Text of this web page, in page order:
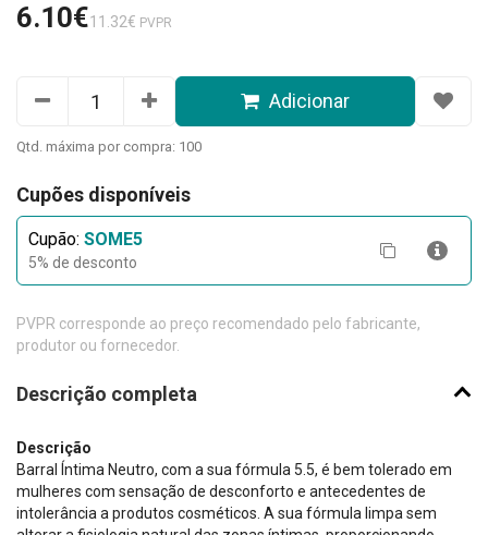
6.10€11.32€ PVPR
Adicionar
Qtd. máxima por compra: 100
Cupões disponíveis
Cupão: SOME5
5% de desconto
PVPR corresponde ao preço recomendado pelo fabricante,
produtor ou fornecedor.
Descrição completa
Descrição
Barral Íntima Neutro, com a sua fórmula 5.5, é bem tolerado em
mulheres com sensação de desconforto e antecedentes de
intolerância a produtos cosméticos. A sua fórmula limpa sem